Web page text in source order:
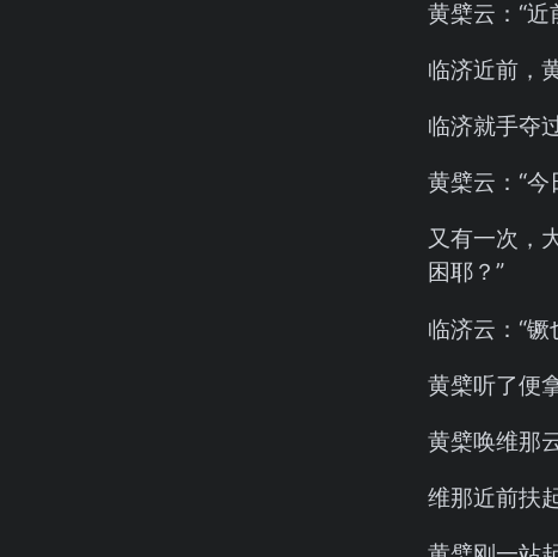
黄檗云：“
临济近前，
临济就手夺
黄檗云：“
又有一次，
困耶？”
临济云：“
黄檗听了便
黄檗唤维那
维那近前扶